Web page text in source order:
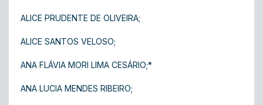
ALICE PRUDENTE DE OLIVEIRA;
ALICE SANTOS VELOSO;
ANA FLÁVIA MORI LIMA CESÁRIO;*
ANA LUCIA MENDES RIBEIRO;